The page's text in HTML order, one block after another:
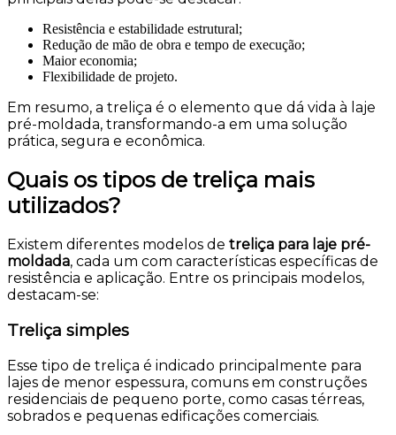
Resistência e estabilidade estrutural;
Redução de mão de obra e tempo de execução;
Maior economia;
Flexibilidade de projeto.
Em resumo, a treliça é o elemento que dá vida à laje
pré-moldada, transformando-a em uma solução
prática, segura e econômica.
Quais os tipos de treliça mais
utilizados?
Existem diferentes modelos de treliça para laje pré-
moldada, cada um com características específicas de
resistência e aplicação. Entre os principais modelos,
destacam-se:
Treliça simples
Esse tipo de treliça é indicado principalmente para
lajes de menor espessura, comuns em construções
residenciais de pequeno porte, como casas térreas,
sobrados e pequenas edificações comerciais.